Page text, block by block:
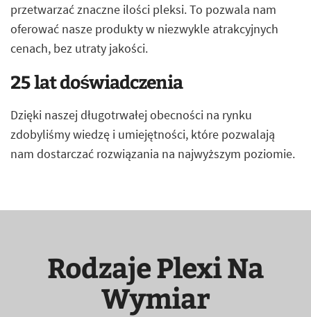
przetwarzać znaczne ilości pleksi. To pozwala nam
oferować nasze produkty w niezwykle atrakcyjnych
cenach, bez utraty jakości.
25 lat doświadczenia
Dzięki naszej długotrwałej obecności na rynku
zdobyliśmy wiedzę i umiejętności, które pozwalają
nam dostarczać rozwiązania na najwyższym poziomie.
Rodzaje Plexi Na
Wymiar